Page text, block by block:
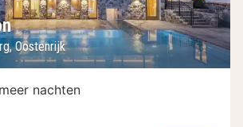
Oostenrijk
nachten